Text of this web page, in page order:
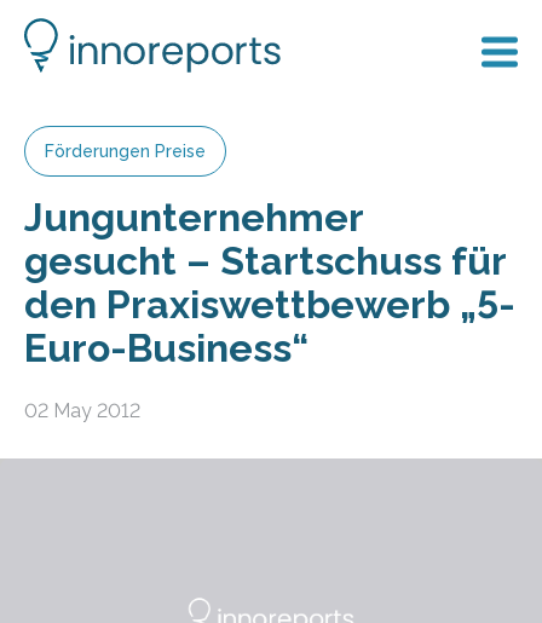
Förderungen Preise
Jungunternehmer
gesucht – Startschuss für
den Praxiswettbewerb „5-
Euro-Business“
02 May 2012